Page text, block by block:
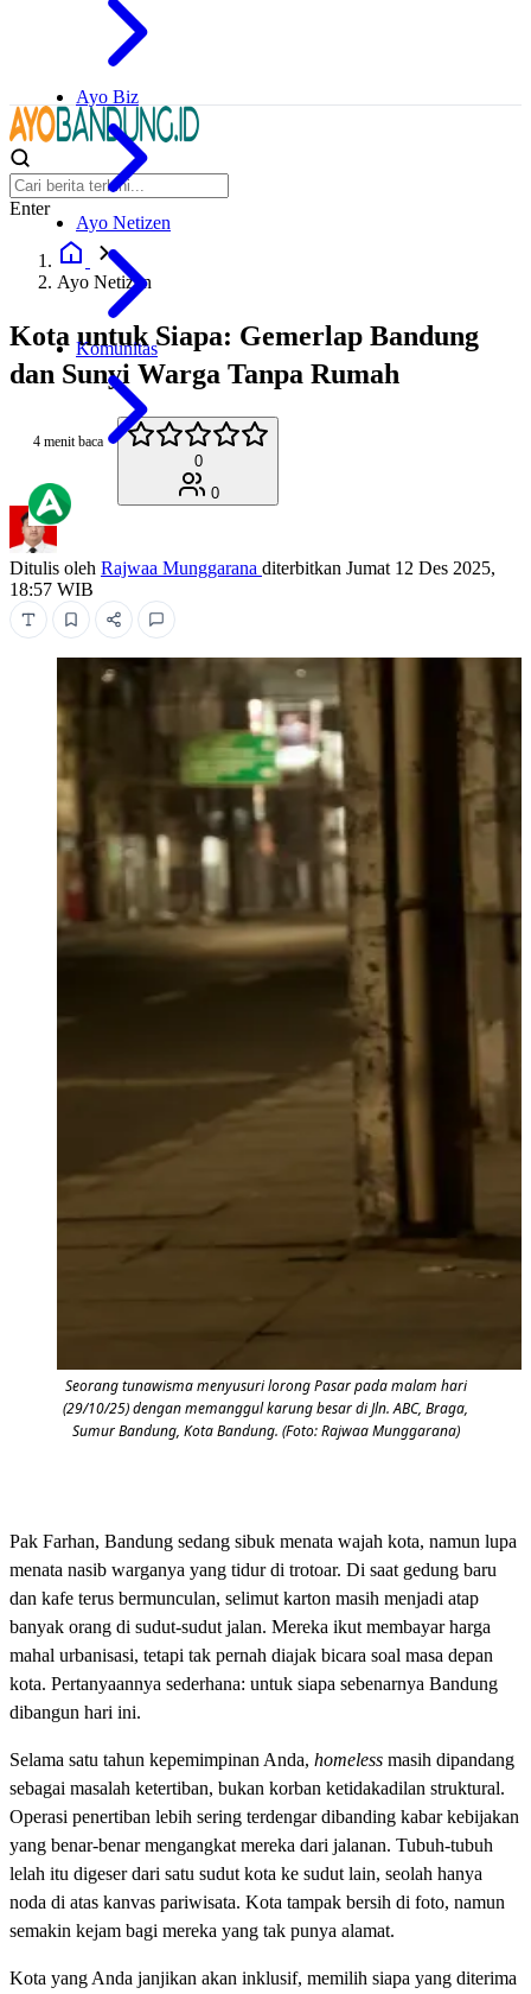
Ayo Biz
Ayo Netizen
Komunitas
Enter
Ayo Netizen
Kota untuk Siapa: Gemerlap Bandung
dan Sunyi Warga Tanpa Rumah
4 menit baca
0
0
Ditulis oleh Rajwaa Munggarana diterbitkan Jumat 12 Des 2025,
18:57 WIB
Seorang tunawisma menyusuri lorong Pasar pada malam hari
(29/10/25) dengan memanggul karung besar di Jln. ABC, Braga,
Sumur Bandung, Kota Bandung. (Foto: Rajwaa Munggarana)
Pak Farhan, Bandung sedang sibuk menata wajah kota, namun lupa
menata nasib warganya yang tidur di trotoar. Di saat gedung baru
dan kafe terus bermunculan, selimut karton masih menjadi atap
banyak orang di sudut-sudut jalan. Mereka ikut membayar harga
mahal urbanisasi, tetapi tak pernah diajak bicara soal masa depan
kota. Pertanyaannya sederhana: untuk siapa sebenarnya Bandung
dibangun hari ini.
Selama satu tahun kepemimpinan Anda, homeless masih dipandang
sebagai masalah ketertiban, bukan korban ketidakadilan struktural.
Operasi penertiban lebih sering terdengar dibanding kabar kebijakan
yang benar-benar mengangkat mereka dari jalanan. Tubuh-tubuh
lelah itu digeser dari satu sudut kota ke sudut lain, seolah hanya
noda di atas kanvas pariwisata. Kota tampak bersih di foto, namun
semakin kejam bagi mereka yang tak punya alamat.
Kota yang Anda janjikan akan inklusif, memilih siapa yang diterima